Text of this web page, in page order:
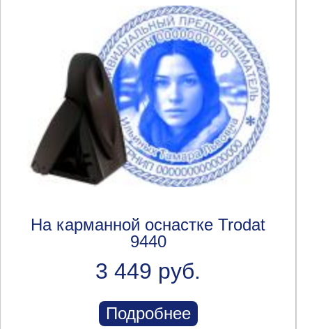
На карманной оснастке Trodat
9440
3 449 руб.
Подробнее